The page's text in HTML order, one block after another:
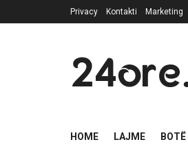
Privacy Kontakti Marketing
HOME LAJME BOTË